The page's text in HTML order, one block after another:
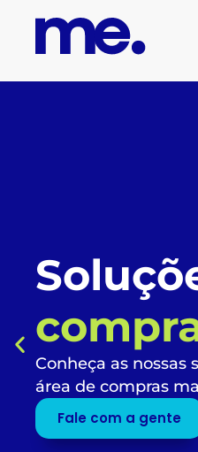
Automatize todo o
profissionais para o
negócio.